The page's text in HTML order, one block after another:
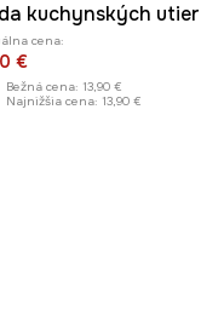
cena:
€
Bežná cena: 13,90 €
Najnižšia cena: 13,90 €